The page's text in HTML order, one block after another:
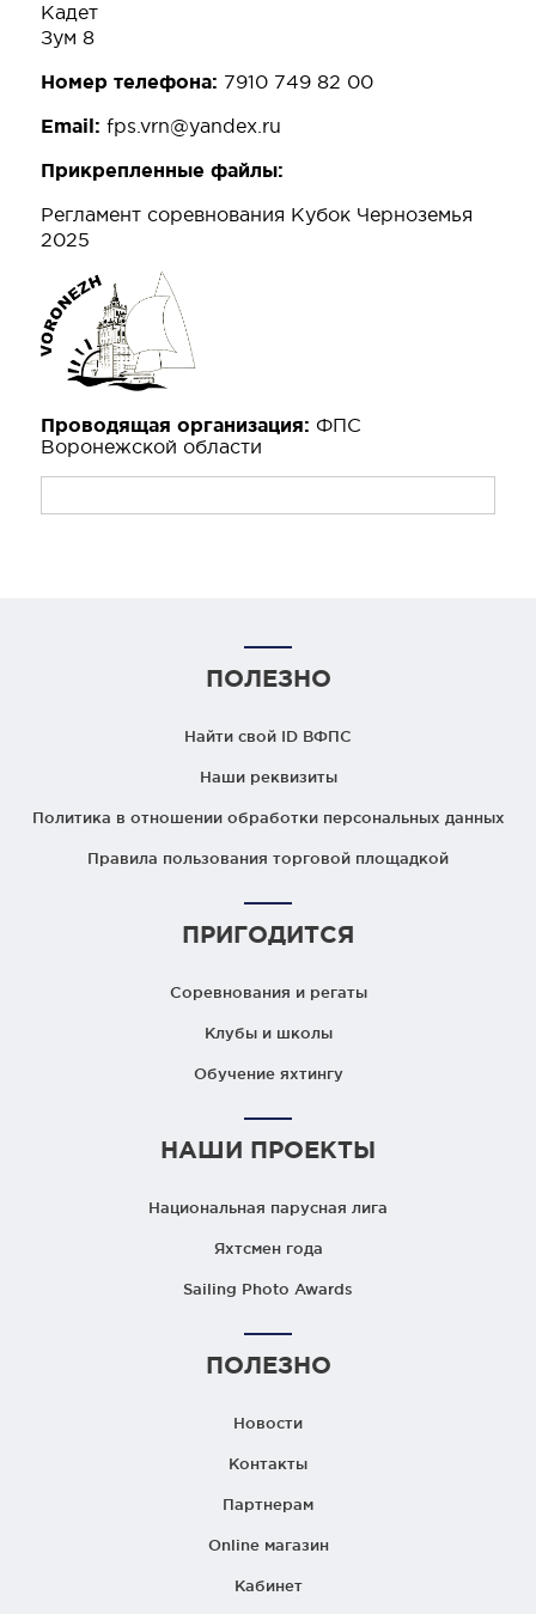
Кадет
Зум 8
Номер телефона: 7910 749 82 00
Email: fps.vrn@yandex.ru
Прикрепленные файлы:
Регламент соревнования Кубок Черноземья
2025
Проводящая организация: ФПС
Воронежской области
ПОЛЕЗНО
Найти свой ID ВФПС
Наши реквизиты
Политика в отношении обработки персональных данных
Правила пользования торговой площадкой
ПРИГОДИТСЯ
Соревнования и регаты
Клубы и школы
Обучение яхтингу
НАШИ ПРОЕКТЫ
Национальная парусная лига
Яхтсмен года
Sailing Photo Awards
ПОЛЕЗНО
Новости
Контакты
Партнерам
Online магазин
Кабинет